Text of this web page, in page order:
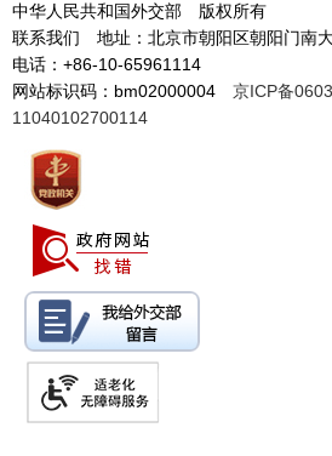
中华人民共和国外交部 版权所有
联系我们 地址：北京市朝阳区朝阳门
电话：+86-10-65961114
网站标识码：bm02000004 京ICP备
11040102700114